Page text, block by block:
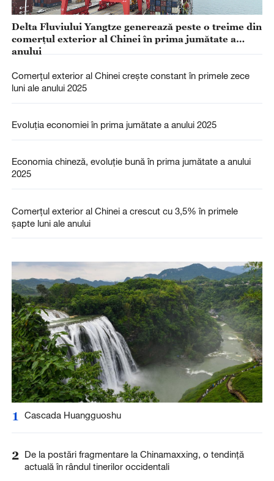
Delta Fluviului Yangtze generează peste o treime din
comerțul exterior al Chinei în prima jumătate a
anului
Comerțul exterior al Chinei crește constant în primele zece
luni ale anului 2025
Evoluția economiei în prima jumătate a anului 2025
Economia chineză, evoluție bună în prima jumătate a anului
2025
Comerțul exterior al Chinei a crescut cu 3,5% în primele
șapte luni ale anului
1 Cascada Huangguoshu
2 De la postări fragmentare la Chinamaxxing, o tendință
actuală în rândul tinerilor occidentali